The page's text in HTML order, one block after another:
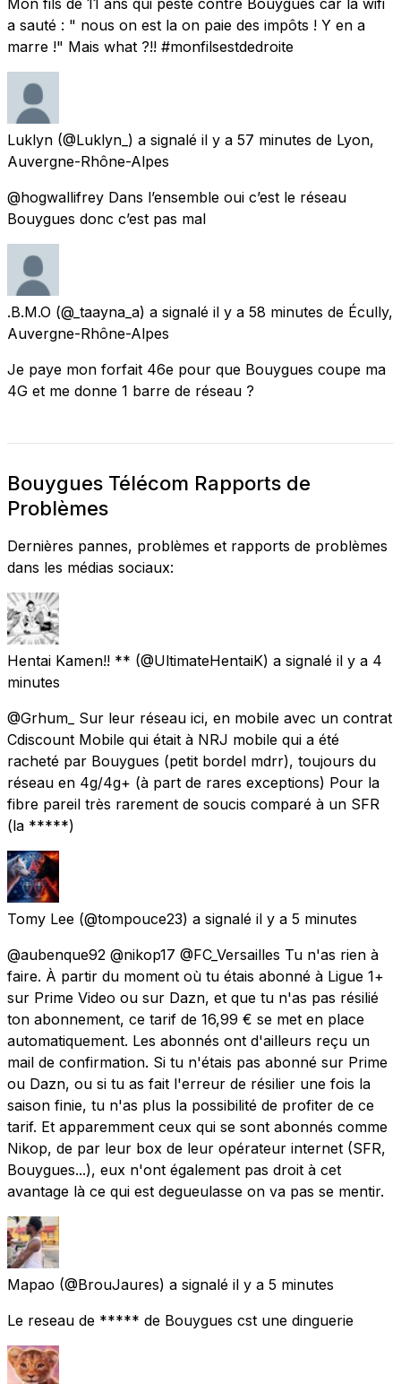
a sauté : " nous on est la on paie des impôts ! Y en a
marre !" Mais what ?!! #monfilsestdedroite
Luklyn (@Luklyn_) a signalé il y a 57 minutes de Lyon,
Auvergne-Rhône-Alpes
@hogwallifrey Dans l’ensemble oui c’est le réseau
Bouygues donc c’est pas mal
.B.M.O (@_taayna_a) a signalé il y a 58 minutes de Écully,
Auvergne-Rhône-Alpes
Je paye mon forfait 46e pour que Bouygues coupe ma
4G et me donne 1 barre de réseau ?
Bouygues Télécom Rapports de
Problèmes
Dernières pannes, problèmes et rapports de problèmes
dans les médias sociaux:
Hentai Kamen!! ** (@UltimateHentaiK) a signalé il y a 4
minutes
@Grhum_ Sur leur réseau ici, en mobile avec un contrat
Cdiscount Mobile qui était à NRJ mobile qui a été
racheté par Bouygues (petit bordel mdrr), toujours du
réseau en 4g/4g+ (à part de rares exceptions) Pour la
fibre pareil très rarement de soucis comparé à un SFR
(la *****)
Tomy Lee (@tompouce23) a signalé il y a 5 minutes
@aubenque92 @nikop17 @FC_Versailles Tu n'as rien à
faire. À partir du moment où tu étais abonné à Ligue 1+
sur Prime Video ou sur Dazn, et que tu n'as pas résilié
ton abonnement, ce tarif de 16,99 € se met en place
automatiquement. Les abonnés ont d'ailleurs reçu un
mail de confirmation. Si tu n'étais pas abonné sur Prime
ou Dazn, ou si tu as fait l'erreur de résilier une fois la
saison finie, tu n'as plus la possibilité de profiter de ce
tarif. Et apparemment ceux qui se sont abonnés comme
Nikop, de par leur box de leur opérateur internet (SFR,
Bouygues...), eux n'ont également pas droit à cet
avantage là ce qui est degueulasse on va pas se mentir.
Mapao (@BrouJaures) a signalé il y a 5 minutes
Le reseau de ***** de Bouygues cst une dinguerie